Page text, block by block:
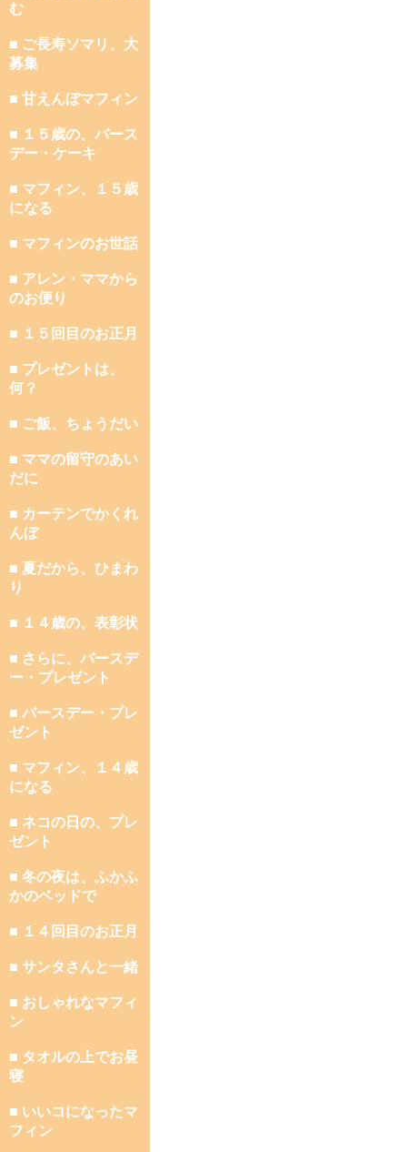
む
■ ご長寿ソマリ、大
募集
■ 甘えんぼマフィン
■ １５歳の、バース
デー・ケーキ
■ マフィン、１５歳
になる
■ マフィンのお世話
■ アレン・ママから
のお便り
■ １５回目のお正月
■ プレゼントは、
何？
■ ご飯、ちょうだい
■ ママの留守のあい
だに
■ カーテンでかくれ
んぼ
■ 夏だから、ひまわ
り
■ １４歳の、表彰状
■ さらに、バースデ
ー・プレゼント
■ バースデー・プレ
ゼント
■ マフィン、１４歳
になる
■ ネコの日の、プレ
ゼント
■ 冬の夜は、ふかふ
かのベッドで
■ １４回目のお正月
■ サンタさんと一緒
■ おしゃれなマフィ
ン
■ タオルの上でお昼
寝
■ いいコになったマ
フィン